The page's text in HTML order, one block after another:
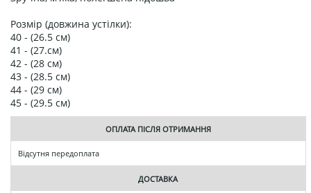
Розмір (довжина устілки):
40 - (26.5 см)
41 - (27.см)
42 - (28 см)
43 - (28.5 см)
44 - (29 см)
45 - (29.5 см)
ОПЛАТА ПІСЛЯ ОТРИМАННЯ
Відсутня передоплата
ДОСТАВКА